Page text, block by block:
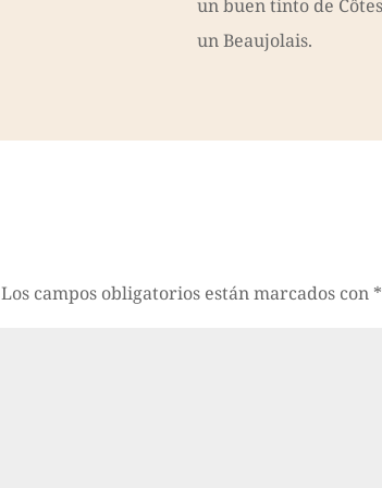
un buen tinto de
un Beaujolais.
Los campos obligatorios están marcados con *